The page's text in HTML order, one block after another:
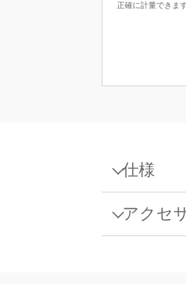
正確に計量できます
仕様
仕様 -
最大ひょう量
アクセ